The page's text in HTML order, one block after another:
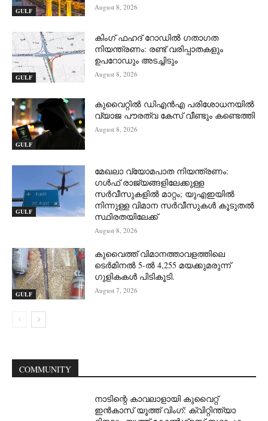
GULF August 8, 2026
GULF
കിംഗ് ഫഹദ് റോഡിൽ ഗതാഗത
നിയന്ത്രണം: രണ്ട് വരിപ്പാതകളും
ഉപറോഡും അടച്ചിടും
August 8, 2026
GULF
കുവൈറ്റിൽ ഡിഎൻഎ പരിശോധനയിൽ
വ്യാജ പൗരത്വ കേസ് വീണ്ടും കണ്ടെത്തി
August 8, 2026
GULF
മേഖലാ വ്യോമപാത നിയന്ത്രണം:
ഗൾഫ് രാജ്യങ്ങളിലേക്കുള്ള
സർവീസുകളിൽ മാറ്റം; യുഎഇയിൽ
നിന്നുള്ള വിമാന സർവീസുകൾ കൂടുതൽ
സ്ഥിരതയിലേക്ക്
August 8, 2026
GULF
കുവൈത്ത് വിമാനത്താവളത്തിലെ
ടെർമിനൽ 5-ൽ 4,255 മയക്കുമരുന്ന്
ഗുളികകൾ പിടികൂടി.
August 7, 2026
COMMUNITY
നാടിന്റെ കാവലാളായി കുവൈറ്റ്
ഇൻകാസ് യൂത്ത് വിംഗ്: ക്വിറ്റിന്ത്യാ